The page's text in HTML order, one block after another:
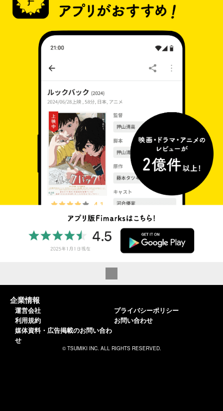
企業情報
運営会社
利用規約
媒体資料・広告掲載のお問い合わ
せ
プライバシーポリシー
お問い合わせ
© TSUMIKI INC. ALL RIGHTS RESERVED.